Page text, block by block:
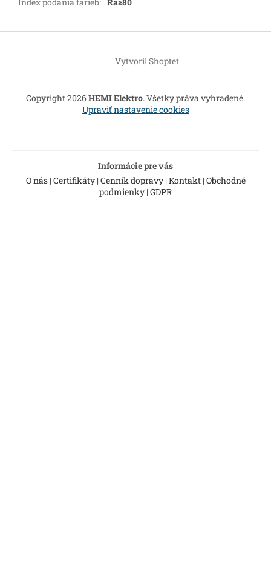
Vytvoril Shoptet
Copyright 2026HEMI Elektro. Všetky práva vyhradené.
Upraviť nastavenie cookies
Informácie pre vás
O nás| Certifikáty| Cenník dopravy| Kontakt| Obchodné
podmienky | GDPR